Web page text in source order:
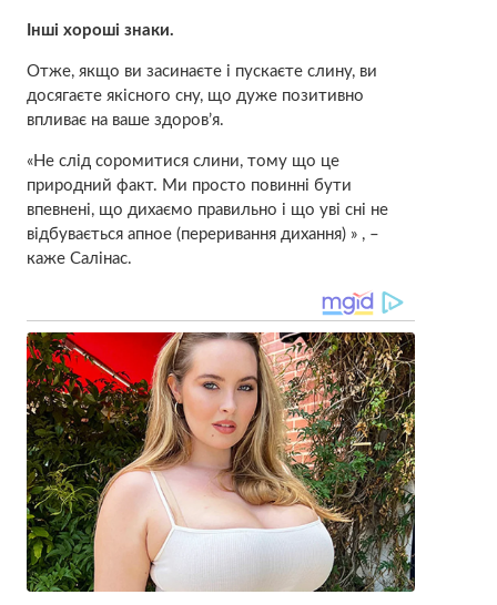
Інші хороші знаки.
Отже, якщо ви засинаєте і пускаєте слину, ви
досягаєте якісного сну, що дуже позитивно
впливає на ваше здоров’я.
«Не слід соромитися слини, тому що це
природний факт. Ми просто повинні бути
впевнені, що дихаємо правильно і що уві сні не
відбувається апное (переривання дихання) » , –
каже Салінас.